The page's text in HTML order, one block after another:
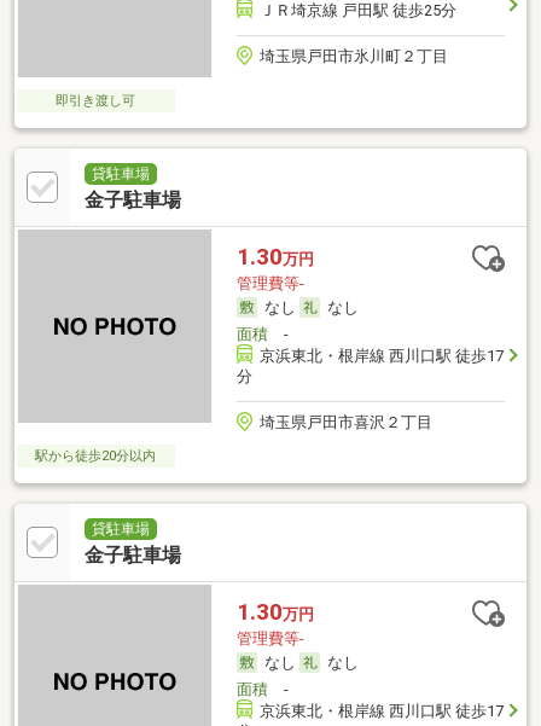
ＪＲ埼京線 戸田駅 徒歩25分
埼玉県戸田市氷川町２丁目
即引き渡し可
貸駐車場
金子駐車場
1.30万円
管理費等-
なし
なし
面積-
京浜東北・根岸線 西川口駅 徒歩17
分
埼玉県戸田市喜沢２丁目
駅から徒歩20分以内
貸駐車場
金子駐車場
1.30万円
管理費等-
なし
なし
面積-
京浜東北・根岸線 西川口駅 徒歩17